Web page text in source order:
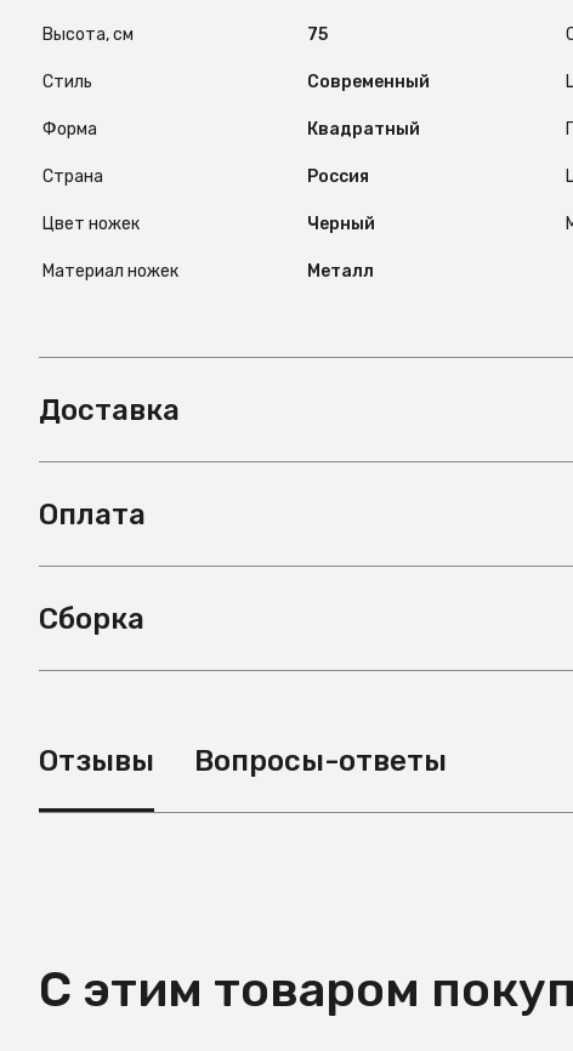
Высота, см 75
Стиль Современный
Форма Квадратный
Страна Россия
Цвет ножек Черный
Материал ножек Металл
Доставка
Оплата
Сборка
Отзывы Вопросы-ответы
С этим товаром